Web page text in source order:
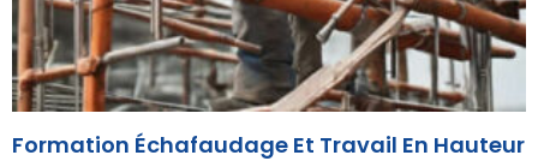
Formation Échafaudage Et Travail En Hauteur